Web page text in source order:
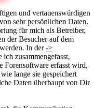
und vertauenswürdigen
sehr persönlichen Daten.
für mich als Betreiber,
der Besucher auf dem
In der->
ich zusammengefasst,
Forensoftware erfasst wird,
lange sie gespeichert
Daten überhaupt von Dir